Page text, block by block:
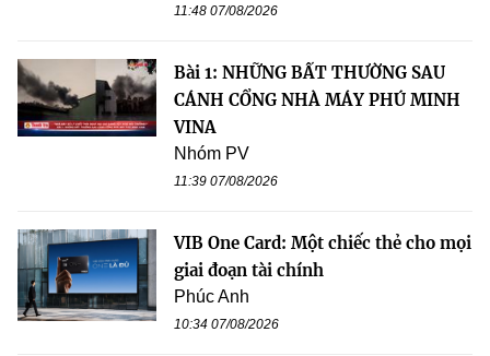
11:48 07/08/2026
Bài 1: NHỮNG BẤT THƯỜNG SAU
CÁNH CỔNG NHÀ MÁY PHÚ MINH
VINA
Nhóm PV
11:39 07/08/2026
VIB One Card: Một chiếc thẻ cho mọi
giai đoạn tài chính
Phúc Anh
10:34 07/08/2026